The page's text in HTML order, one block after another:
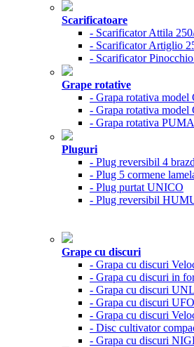
Scarificatoare
- Scarificator Attila
- Scarificator Artiglio
- Scarificator
Grape rotative
- Grapa rotativa model
- Grapa rotativa model
- Grapa rotativa PUMA
Pluguri
- Plug reversibil 4
- Plug 5 cormene
- Plug purtat UNICO
- Plug reversibil
Grape cu discuri
- Grapa cu discuri
- Grapa cu discuri in
- Grapa cu discuri
- Grapa cu discuri UFO
- Grapa cu discuri
- Disc cultivator
- Grapa cu discuri